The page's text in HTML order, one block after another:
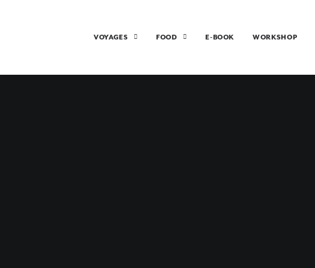
VOYAGES FOOD E-BOOK WORKSHOP